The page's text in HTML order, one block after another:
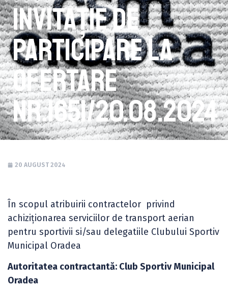
INVITAŢIE DE
PARTICIPARE LA
OFERTARE
NR.1651/20.08.2024
20 AUGUST 2024
În scopul atribuirii contractelor privind
achiziţionarea serviciilor de transport aerian
pentru sportivii si/sau delegatiile Clubului Sportiv
Municipal Oradea
Autoritatea contractantă: Club Sportiv Municipal
Oradea